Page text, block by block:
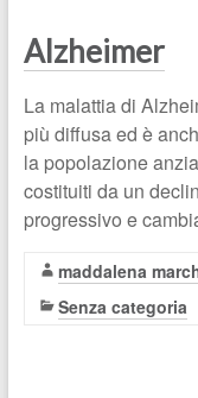
Alzheimer
La malattia di
più diffusa ed è
la popolazione
costituiti da un
progressivo e
maddalena
Senza categoria